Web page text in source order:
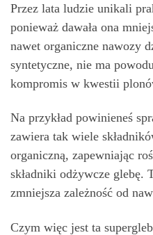
Przez lata ludzie unikali
ponieważ dawała ona
nawet organiczne nawozy
syntetyczne, nie ma
kompromis w kwestii
Na przykład powinieneś
zawiera tak wiele
organiczną, zapewniając
składniki odżywcze glebę.
zmniejsza zależność od
Czym więc jest ta